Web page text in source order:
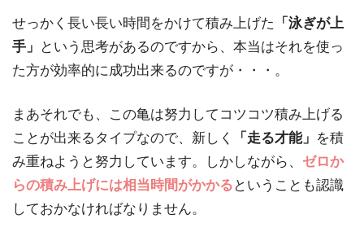
せっかく長い長い時間をかけて積み上げた
「泳ぎが上
手」
という思考があるのですから、本当はそれを使っ
た方が効率的に成功出来るのですが・・・。
まあそれでも、この亀は努力してコツコツ積み上げる
ことが出来るタイプなので、新しく
「走る才能」 を積
み重ねようと努力しています。しかしながら、 ゼロか
らの積み上げには相当時間がかかる ということも認識
しておかなければなりません。